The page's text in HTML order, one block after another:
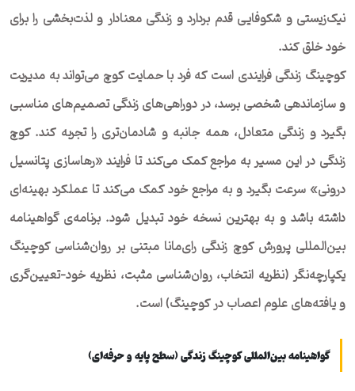
نیک‌زیستی و شکوفایی قدم بردارد و زندگی معنادار و لذت‌بخشی را برای
خود خلق کند.
کوچینگ زندگی فرایندی است که فرد با حمایت کوچ می‌تواند به مدیریت
و سازماندهی شخصی برسد، در دوراهی‌های زندگی تصمیم‌های مناسبی
بگیرد و زندگی متعادل،‌ همه جانبه و شادمان‌تری را تجربه کند. کوچ
زندگی در این مسیر به مراجع کمک می‌کند تا فرایند «رهاسازی پتانسیل
درونی» سرعت بگیرد و به مراجع خود کمک می‌کند تا عملکرد بهینه‌ای
داشته باشد و به بهترین نسخه خود تبدیل شود. برنامه‌‌ی گواهینامه
بین‌المللی پرورش کوچ زندگی رای‌مانا مبتنی بر روان‌شناسی کوچینگ
یکپارچه‌نگر (نظریه انتخاب، روان‌شناسی مثبت، نظریه خود-تعیین‌گری
و یافته‌های علوم اعصاب در کوچینگ) است.
گواهینامه بین‌المللی کوچینگ زندگی (سطح پایه و حرفه‌ای)